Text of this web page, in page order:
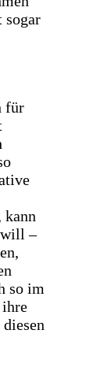
sogar
für
kann
will –
so im